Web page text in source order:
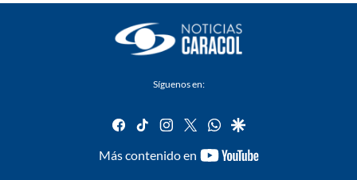
Síguenos en:
facebook
tiktok instagram
twitterwhatsapp
google
Más contenido en
youtube-